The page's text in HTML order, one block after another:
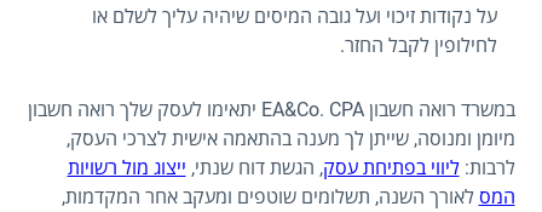
על נקודות זיכוי ועל גובה המיסים שיהיה עליך לשלם או
לחילופין לקבל החזר.
במשרד רואה חשבון EA&Co. CPA יתאימו לעסק שלך רואה חשבון
מיומן ומנוסה, שייתן לך מענה בהתאמה אישית לצרכי העסק,
לרבות:ליווי בפתיחת עסק, הגשת דוח שנתי, ייצוג מול רשויות
המס לאורך השנה, תשלומים שוטפים ומעקב אחר המקדמות,